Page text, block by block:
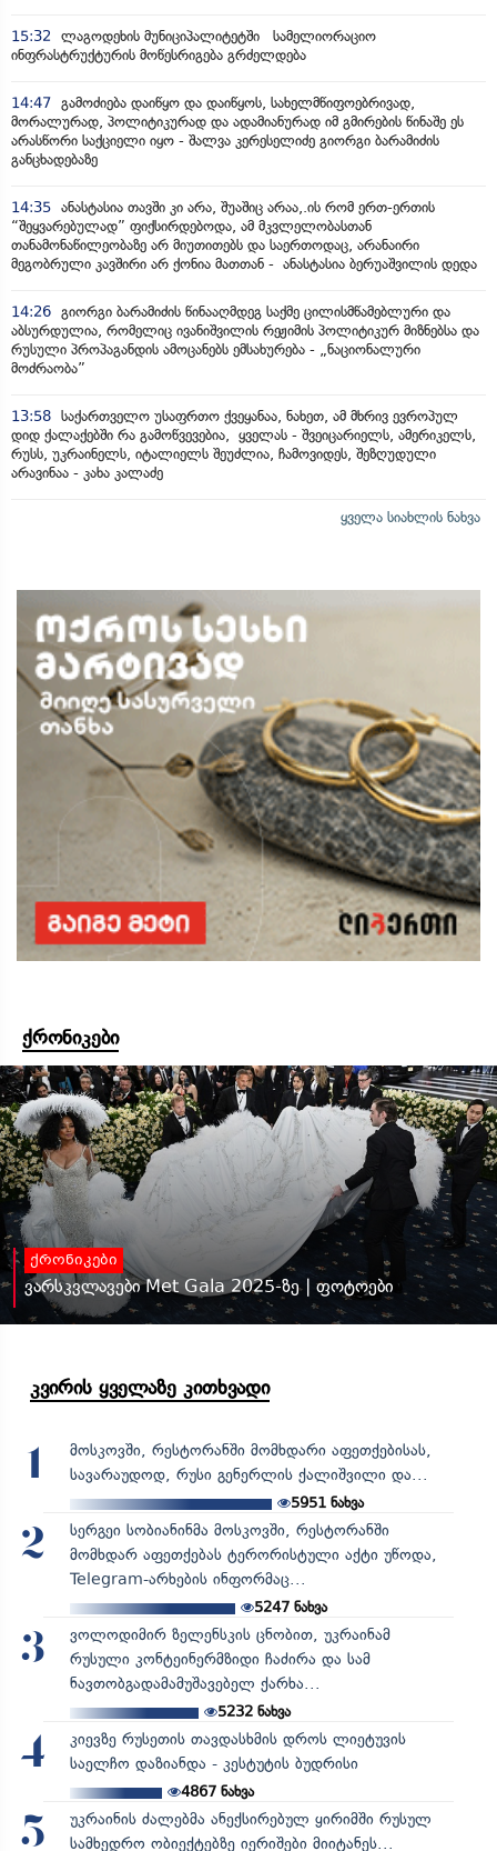
15:32
ლაგოდეხის მუნიციპალიტეტში სამელიორაციო
ინფრასტრუქტურის მოწესრიგება გრძელდება
14:47 გამოძიება დაიწყო და დაიწყოს, სახელმწიფოებრივად,
მორალურად, პოლიტიკურად და ადამიანურად იმ გმირების წინაშე ეს
არასწორი საქციელი იყო - შალვა კერესელიძე გიორგი ბარამიძის
განცხადებაზე
14:35 ანასტასია თავში კი არა, შუაშიც არაა,.ის რომ ერთ-ერთის
“შეყვარებულად” ფიქსირდებოდა, ამ მკვლელობასთან
თანამონაწილეობაზე არ მიუთითებს და საერთოდაც, არანაირი
მეგობრული კავშირი არ ქონია მათთან - ანასტასია ბერუაშვილის დედა
14:26 გიორგი ბარამიძის წინააღმდეგ საქმე ცილისმწამებლური და
აბსურდულია, რომელიც ივანიშვილის რეჟიმის პოლიტიკურ მიზნებსა და
რუსული პროპაგანდის ამოცანებს ემსახურება - „ნაციონალური
მოძრაობა”
13:58 საქართველო უსაფრთო ქვეყანაა, ნახეთ, ამ მხრივ ევროპულ
დიდ ქალაქებში რა გამოწვევებია, ყველას - შვეიცარიელს, ამერიკელს,
რუსს, უკრაინელს, იტალიელს შეუძლია, ჩამოვიდეს, შეზღუდული
არავინაა - კახა კალაძე
ყველა სიახლის ნახვა
ქრონიკები
ქრონიკები
ვარსკვლავები Met Gala 2025-ზე | ფოტოები
კვირის ყველაზე კითხვადი
1
მოსკოვში, რესტორანში მომხდარი აფეთქებისას,
სავარაუდოდ, რუსი გენერლის ქალიშვილი და...
5951 ნახვა
2
სერგეი სობიანინმა მოსკოვში, რესტორანში
მომხდარ აფეთქებას ტერორისტული აქტი უწოდა,
Telegram-არხების ინფორმაც...
5247ნახვა
3
ვოლოდიმირ ზელენსკის ცნობით, უკრაინამ
რუსული კონტეინერმზიდი ჩაძირა და სამ
ნავთობგადამამუშავებელ ქარხა...
5232ნახვა
4
კიევზე რუსეთის თავდასხმის დროს ლიეტუვის
საელჩო დაზიანდა - კესტუტის ბუდრისი
4867ნახვა
5
უკრაინის ძალებმა ანექსირებულ ყირიმში რუსულ
სამხედრო ობიექტებზე იერიშები მიიტანეს...